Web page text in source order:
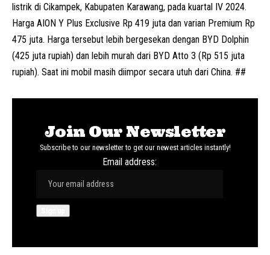
listrik di Cikampek, Kabupaten Karawang, pada kuartal IV 2024.
Harga AION Y Plus Exclusive Rp 419 juta dan varian Premium Rp
475 juta. Harga tersebut lebih bergesekan dengan BYD Dolphin
(425 juta rupiah) dan lebih murah dari BYD Atto 3 (Rp 515 juta
rupiah). Saat ini mobil masih diimpor secara utuh dari China. ##
Join Our Newsletter
Subscribe to our newsletter to get our newest articles instantly!
Email address: